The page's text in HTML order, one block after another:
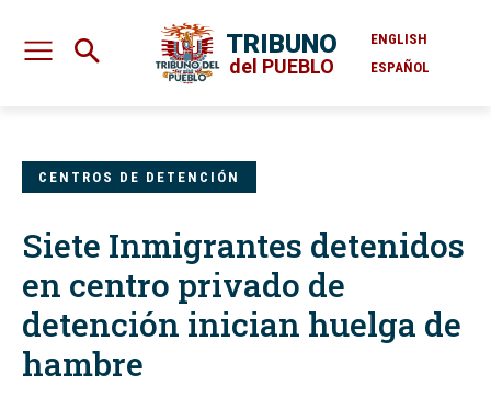
TRIBUNO
del PUEBLO
ENGLISH
ESPAÑOL
CENTROS DE DETENCIÓN
Siete Inmigrantes detenidos
en centro privado de
detención inician huelga de
hambre